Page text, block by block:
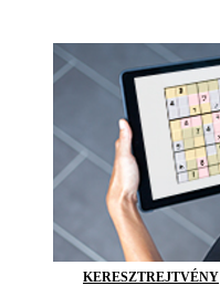
KERESZTREJTVÉNY